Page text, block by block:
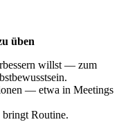
üben
willst — zum
— etwa in Meetings
Routine.